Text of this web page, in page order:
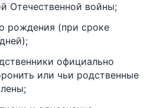
Отечественной войны;
рождения (при сроке
официально
или чьи родственные